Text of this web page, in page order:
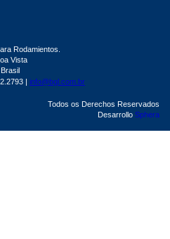
Rodamientos.
Vista
| info@bgl.com.br
Todos os Derechos Reservados
Desarrollo Sphera